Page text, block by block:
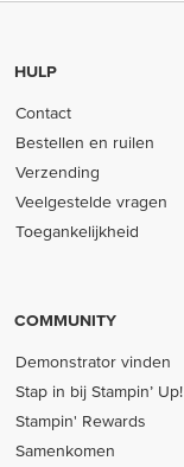
HULP
Contact
Bestellen en ruilen
Verzending
Veelgestelde vragen
Toegankelijkheid
COMMUNITY
Demonstrator vinden
Stap in bij Stampin’ Up!
Stampin' Rewards
Samenkomen